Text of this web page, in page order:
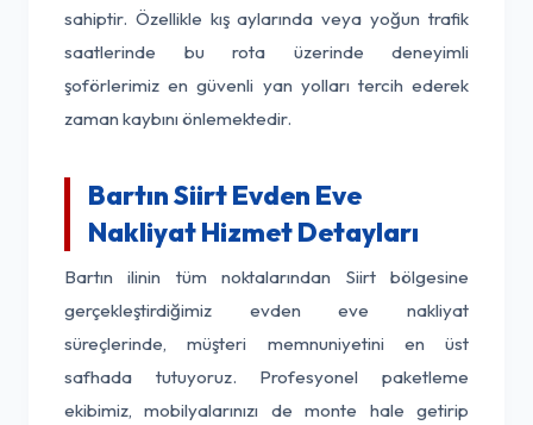
sahiptir. Özellikle kış aylarında veya yoğun trafik
saatlerinde bu rota üzerinde deneyimli
şoförlerimiz en güvenli yan yolları tercih ederek
zaman kaybını önlemektedir.
Bartın Siirt Evden Eve
Nakliyat Hizmet Detayları
Bartın ilinin tüm noktalarından Siirt bölgesine
gerçekleştirdiğimiz evden eve nakliyat
süreçlerinde, müşteri memnuniyetini en üst
safhada tutuyoruz. Profesyonel paketleme
ekibimiz, mobilyalarınızı de monte hale getirip